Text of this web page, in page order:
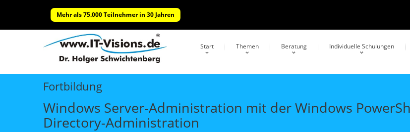
Mehr als 75.000 Teilnehmer in 30 Jahren
Start Themen Beratung Individuelle Schulungen
Fortbildung
Windows Server-Administration mit der Windows
Directory-Administration